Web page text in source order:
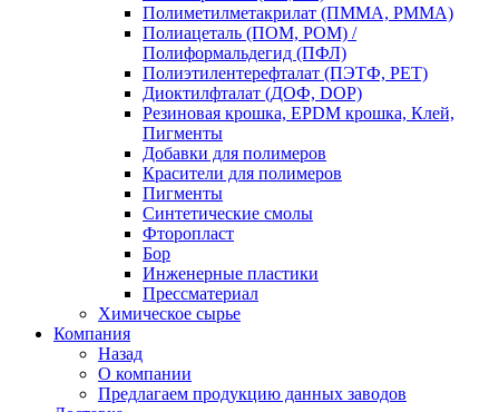
Полиметилметакрилат (ПММА, PMMA)
Полиацеталь (ПОМ, POM) /
Полиформальдегид (ПФЛ)
Полиэтилентерефталат (ПЭТФ, PET)
Диоктилфталат (ДОФ, DOP)
Резиновая крошка, EPDM крошка, Клей,
Пигменты
Добавки для полимеров
Красители для полимеров
Пигменты
Синтетические смолы
Фторопласт
Бор
Инженерные пластики
Прессматериал
Химическое сырье
Компания
Назад
О компании
Предлагаем продукцию данных заводов